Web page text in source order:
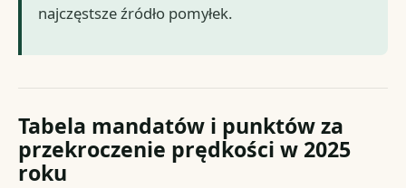
najczęstsze źródło pomyłek.
Tabela mandatów i punktów za
przekroczenie prędkości w 2025
roku